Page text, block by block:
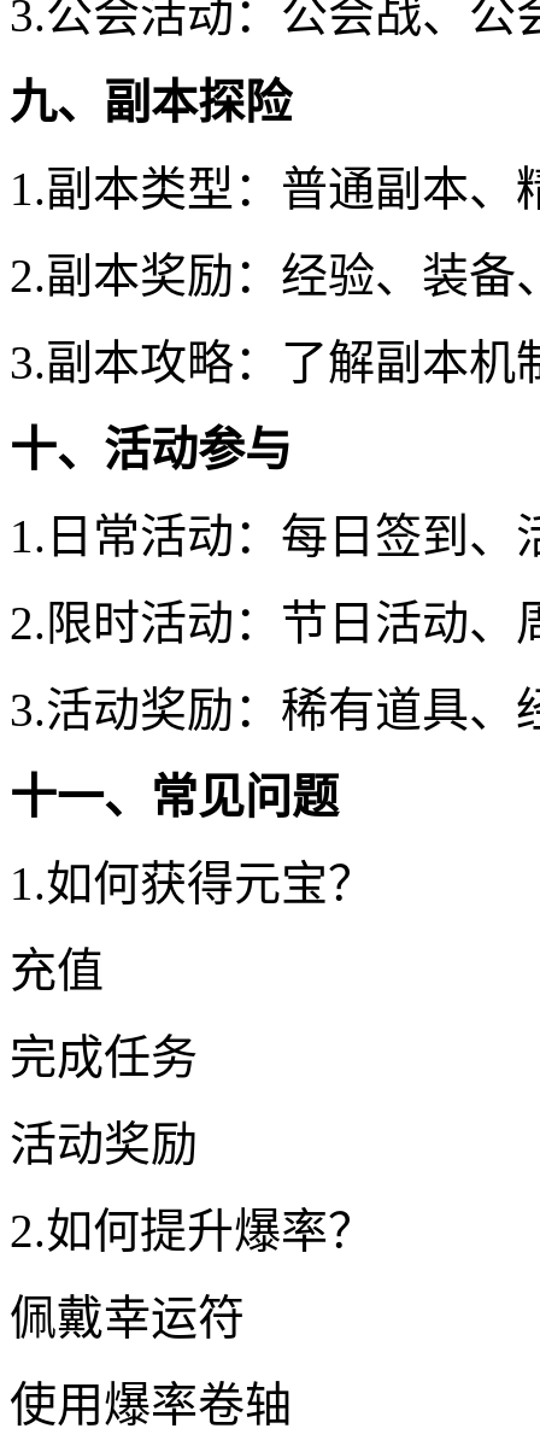
3.公会活动：公会战、公
九、副本探险
1.副本类型：普通副本、
2.副本奖励：经验、装备
3.副本攻略：了解副本机
十、活动参与
1.日常活动：每日签到、
2.限时活动：节日活动、
3.活动奖励：稀有道具、
十一、常见问题
1.如何获得元宝？
充值
完成任务
活动奖励
2.如何提升爆率？
佩戴幸运符
使用爆率卷轴